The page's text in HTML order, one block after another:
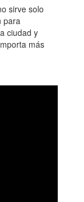
sirve solo
para
ciudad y
más